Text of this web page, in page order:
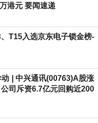
港元 要闻速递
T15入选京东电子锁金榜-
| 中兴通讯(00763)A股涨
司斥资6.7亿元回购近200